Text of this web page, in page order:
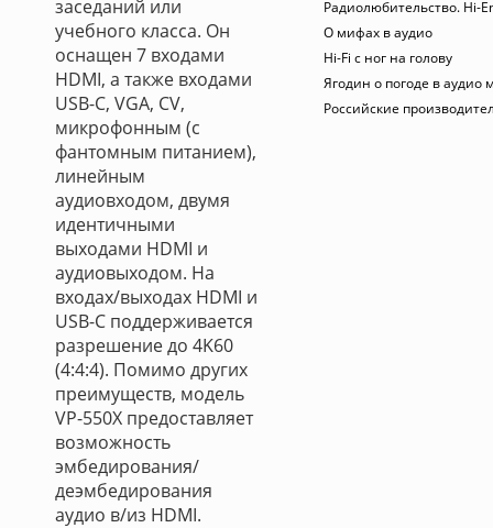
заседаний или
учебного класса. Он
оснащен 7 входами
HDMI, а также входами
USB-C, VGA, CV,
микрофонным (с
фантомным питанием),
линейным
аудиовходом, двумя
идентичными
выходами HDMI и
аудиовыходом. На
входах/выходах HDMI и
USB-C поддерживается
разрешение до 4K60
(4:4:4). Помимо других
преимуществ, модель
VP-550X предоставляет
возможность
эмбедирования/
деэмбедирования
аудио в/из HDMI.
Радиолюбительство. Hi-
О мифах в аудио
Hi-Fi с ног на голову
Ягодин о погоде в аудио
Российские